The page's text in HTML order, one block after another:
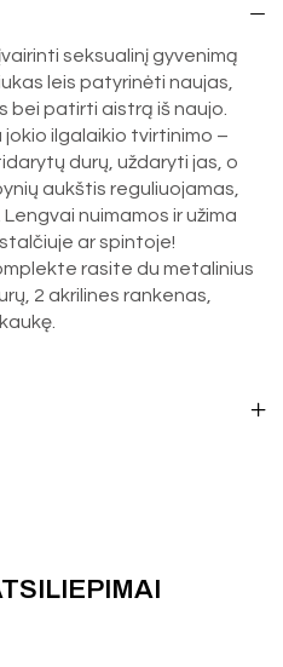
seksualinį gyvenimą
leis patyrinėti naujas,
patirti aistrą iš naujo.
ilgalaikio tvirtinimo –
durų, uždaryti jas, o
aukštis reguliuojamas,
nuimamos ir užima
ar spintoje!
rasite du metalinius
2 akrilines rankenas,